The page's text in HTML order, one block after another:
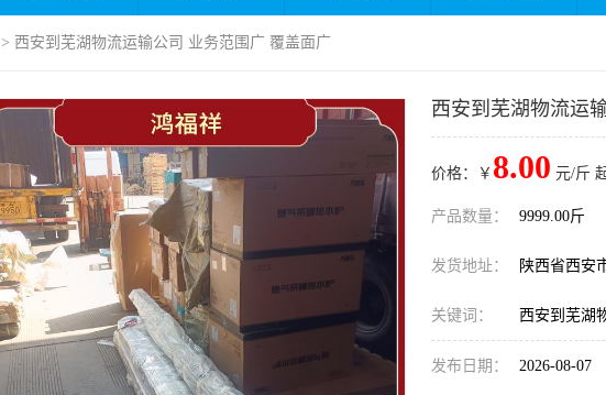
> 西安到芜湖物流运输公司 业务范围广 覆盖面广
西安到芜湖物流运
价格：￥ 8.00 元/斤
产品数量： 9999.00斤
发货地址： 陕西省西安
关键词： 西安到芜湖
发布日期： 2026-08-07